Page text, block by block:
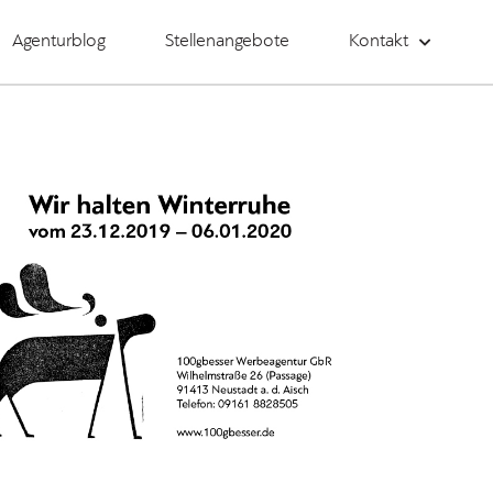
Agenturblog Stellenangebote Kontakt